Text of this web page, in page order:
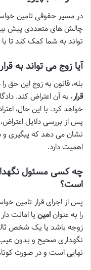
در مسیر حقوقی تامین
چالش های متعددی پیش
تواند به شما کمک کند تا
آیا زوج می تواند به
بله، قانون به زوج این حق
قرار، به آن اعتراض کند.
خواهد کرد. با این حال،
پس از بررسی دلایل
نشان می دهد که پیگیری و
اهمیت دارد.
چه کسی مسئول
است؟
پس از اجرای قرار تامین
را به عنوانامین یا امانت
زوجه باشد یا یک شخص
نگهداری صحیح و بدون
نهایی است و در صورت